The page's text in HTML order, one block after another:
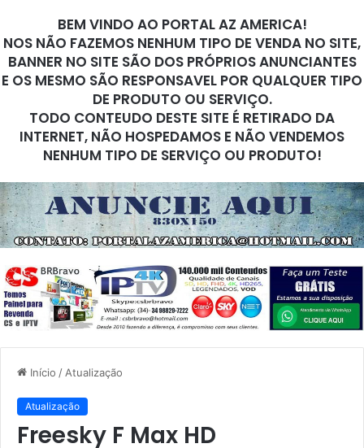
BEM VINDO AO PORTAL AZ AMERICA!
NOS NÃO FAZEMOS NENHUM TIPO DE VENDA NO SITE,
BANNER NO SITE SÃO DOS PRÓPRIOS ANUNCIANTES
E OS MESMO SÃO RESPONSAVEL POR QUALQUER TIPO
DE PRODUTO OU SERVIÇO.
TODO CONTEUDO DESTE SITE É RETIRADO DA
INTERNET, NÃO HOSPEDAMOS E NÃO VENDEMOS
NENHUM TIPO DE SERVIÇO OU PRODUTO!
Início / Atualização
Atualização
Freesky F Max HD